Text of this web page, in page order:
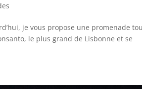
je vous propose une promenade
le plus grand de Lisbonne et se